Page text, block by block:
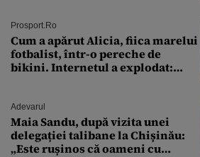
Prosport.ro
Cum a apărut Alicia, fiica marelui
fotbalist, într-o pereche de
bikini. Internetul a explodat:
Adevarul
Maia Sandu, după vizita unei
delegației talibane la Chișinău:
„Este rușinos că oameni cu